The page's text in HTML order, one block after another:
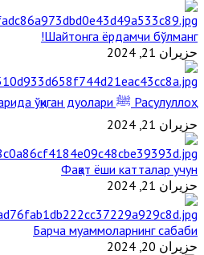
Шайтонга ёрдамчи бўлманг!
حزيران 21, 2024
Расулуллоҳ ﷺ уйқудан турганларида ўқиган дуолари
حزيران 21, 2024
Фақат ёши катталар учун
حزيران 21, 2024
Барча муаммоларнинг сабаби
حزيران 20, 2024